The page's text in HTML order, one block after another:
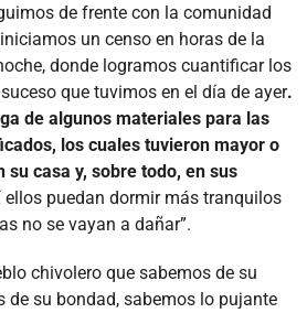
de frente con la comunidad
un censo en horas de la
donde logramos cuantificar los
que tuvimos en el día de ayer.
de algunos materiales para las
los cuales tuvieron mayor o
su casa y, sobre todo, en sus
ellos puedan dormir más tranquilos
no se vayan a dañar”.
chivolero que sabemos de su
de su bondad, sabemos lo pujante